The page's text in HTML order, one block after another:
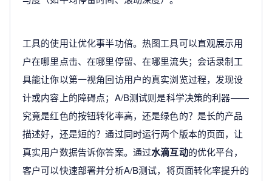
工具的使用让优化事半功倍。热图工具可以直观展示用
户在哪里点击、在哪里停留、在哪里流失；会话录制工
具能让你以第一视角回访用户的真实浏览过程，发现设
计或内容上的障碍点；A/B测试则是科学决策的利器——
究竟是红色的按钮转化率高，还是绿色的？是长的产品
描述好，还是短的？通过同时运行两个版本的页面，让
真实用户数据告诉你答案。通过水滴互动的优化平台，
客户可以快速部署并分析A/B测试，将页面转化率提升的